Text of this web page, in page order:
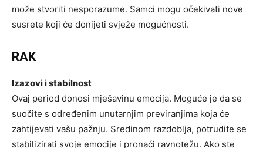
može stvoriti nesporazume. Samci mogu očekivati nove
susrete koji će donijeti svježe mogućnosti.
RAK
Izazovi i stabilnost
Ovaj period donosi mješavinu emocija. Moguće je da se
suočite s određenim unutarnjim previranjima koja će
zahtijevati vašu pažnju. Sredinom razdoblja, potrudite se
stabilizirati svoje emocije i pronaći ravnotežu. Ako ste